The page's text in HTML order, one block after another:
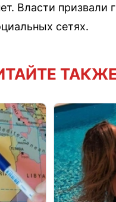
Власти призвали
сетях.